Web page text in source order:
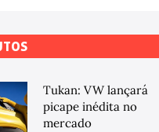
Tukan: VW lançará
picape inédita no
mercado